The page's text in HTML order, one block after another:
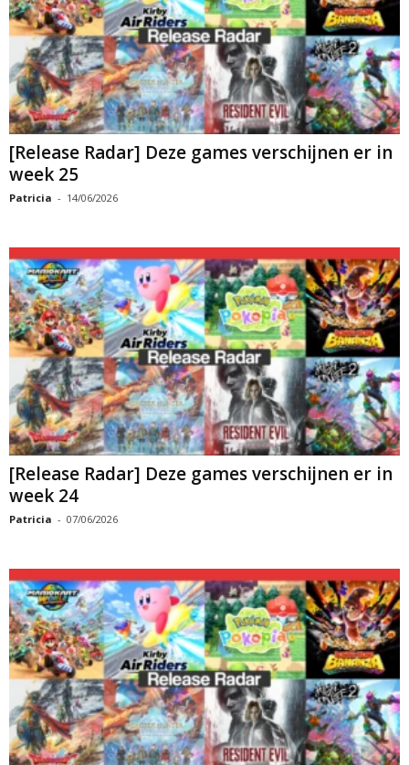
[Release Radar] Deze games verschijnen er in
week 25
Patricia - 14/06/2026
[Release Radar] Deze games verschijnen er in
week 24
Patricia - 07/06/2026